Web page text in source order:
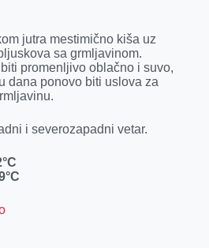
e
d
I
r
s
A
p
jutra mestimično kiša uz
sa grmljavinom.
promenljivo oblačno i suvo,
dana ponovo biti uslova za
i severozapadni vetar.
°C
°C